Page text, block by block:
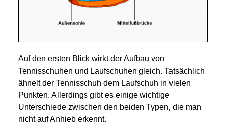
Auf den ersten Blick wirkt der Aufbau von
Tennisschuhen und Laufschuhen gleich. Tatsächlich
ähnelt der Tennisschuh dem Laufschuh in vielen
Punkten. Allerdings gibt es einige wichtige
Unterschiede zwischen den beiden Typen, die man
nicht auf Anhieb erkennt.